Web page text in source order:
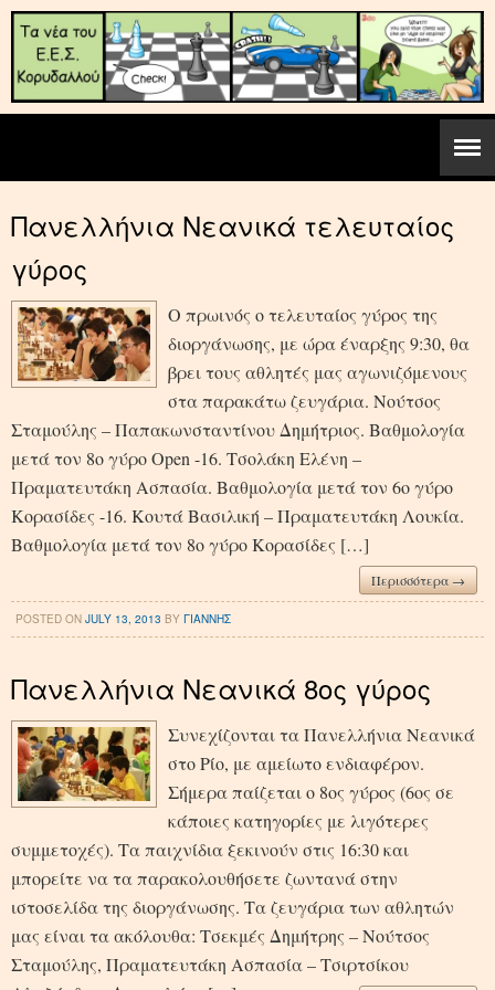
Πανελλήνια Νεανικά τελευταίος
γύρος
Ο πρωινός ο τελευταίος γύρος της
διοργάνωσης, με ώρα έναρξης 9:30, θα
βρει τους αθλητές μας αγωνιζόμενους
στα παρακάτω ζευγάρια. Νούτσος
Σταμούλης – Παπακωνσταντίνου Δημήτριος. Βαθμολογία
μετά τον 8ο γύρο Open -16. Τσολάκη Ελένη –
Πραματευτάκη Ασπασία. Βαθμολογία μετά τον 6ο γύρο
Κορασίδες -16. Κουτά Βασιλική – Πραματευτάκη Λουκία.
Βαθμολογία μετά τον 8ο γύρο Κορασίδες […]
Περισσότερα →
POSTED ONJULY 13, 2013 BYΓΙΑΝΝΗΣ
Πανελλήνια Νεανικά 8ος γύρος
Συνεχίζονται τα Πανελλήνια Νεανικά
στο Ρίο, με αμείωτο ενδιαφέρον.
Σήμερα παίζεται ο 8ος γύρος (6ος σε
κάποιες κατηγορίες με λιγότερες
συμμετοχές). Τα παιχνίδια ξεκινούν στις 16:30 και
μπορείτε να τα παρακολουθήσετε ζωντανά στην
ιστοσελίδα της διοργάνωσης. Τα ζευγάρια των αθλητών
μας είναι τα ακόλουθα: Τσεκμές Δημήτρης – Νούτσος
Σταμούλης, Πραματευτάκη Ασπασία – Τσιρτσίκου